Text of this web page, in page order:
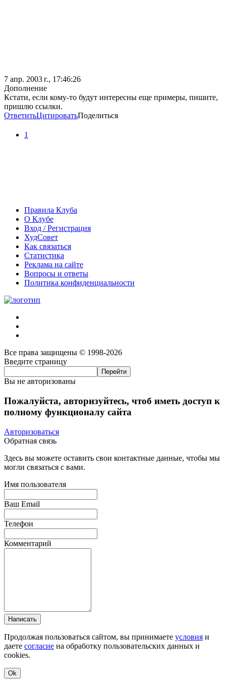
7 апр. 2003 г., 17:46:26
Дополнение
Кстати, если кому-то будут интересны еще примеры, пишите,
пришлю ссылки.
ОтветитьЦитироватьПоделиться
1
Правила Клуба
О Клубе
Вход / Регистрация
ХудСовет
Как связаться
Статистика
Реклама на сайте
Вопросы и ответы
Политика конфиденциальности
Все права защищены © 1998-2026
Введите страницу
Вы не авторизованы
Пожалуйста, авторизуйтесь, чтоб иметь доступ к
полному функционалу сайта
Авторизоваться
Обратная связь
Здесь вы можете оставить свои контактные данные, чтобы мы
могли связаться с вами.
Имя пользователя
Ваш Email
Телефон
Комментарий
Написать
Продолжая пользоваться сайтом, вы принимаете условия и
даете согласие на обработку пользовательских данных и
cookies.
Ok